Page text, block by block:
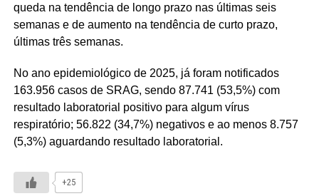
queda na tendência de longo prazo nas últimas seis
semanas e de aumento na tendência de curto prazo,
últimas três semanas.
No ano epidemiológico de 2025, já foram notificados
163.956 casos de SRAG, sendo 87.741 (53,5%) com
resultado laboratorial positivo para algum vírus
respiratório; 56.822 (34,7%) negativos e ao menos 8.757
(5,3%) aguardando resultado laboratorial.
+25